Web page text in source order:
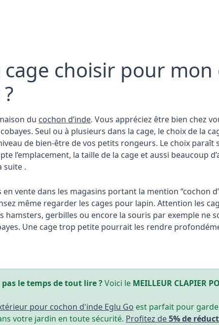
cage choisir pour mon
du cochon d’inde. Vous appréciez être bien chez
Seul ou à plusieurs dans la cage, le choix de la
de bien-être de vos petits rongeurs. Le choix paraît
l’emplacement, la taille de la cage et aussi beaucoup
suite .
en vente dans les magasins portant la mention “cochon
même regarder les cages pour lapin. Attention les
hamsters, gerbilles ou encore la souris par exemple ne
Une cage trop petite pourrait les rendre
pas le temps de tout lire ?Voici le MEILLEUR CLAPIER
pour cochon d'inde Eglu Go est parfait pour
votre jardin en toute sécurité. Profitez de5% de